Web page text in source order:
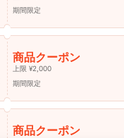
期間限定
商品クーポン
上限 ¥2,000
期間限定
商品クーポン